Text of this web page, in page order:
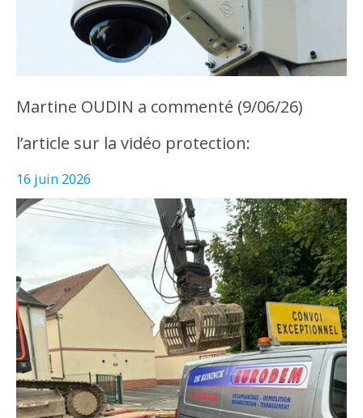
Martine OUDIN a commenté (9/06/26)
l’article sur la vidéo protection:
16 juin 2026